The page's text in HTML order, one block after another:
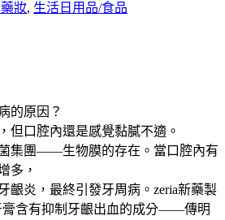
妝, 生活日用品/食品
的原因？
但口腔內還是感覺黏膩不適。
集團——生物膜的存在。當口腔內有
多，
齦炎，最終引發牙周病。zeria新藥製
膏含有抑制牙齦出血的成分——傳明